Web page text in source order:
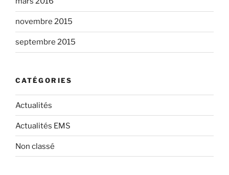
novembre 2015
septembre 2015
CATÉGORIES
Actualités
Actualités EMS
Non classé